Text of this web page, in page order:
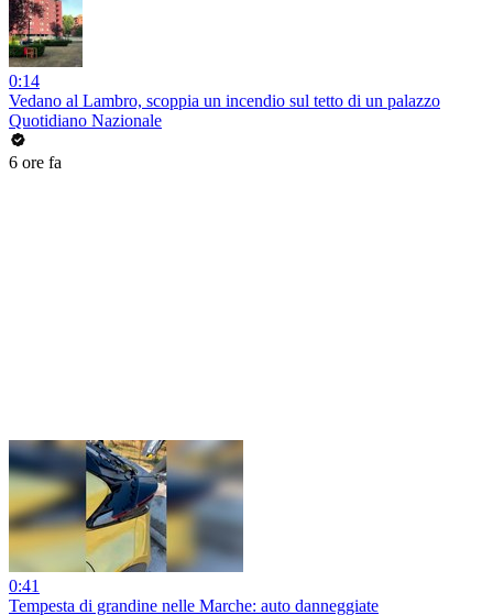
0:14
Vedano al Lambro, scoppia un incendio sul tetto di un palazzo
Quotidiano Nazionale
6 ore fa
0:41
Tempesta di grandine nelle Marche: auto danneggiate